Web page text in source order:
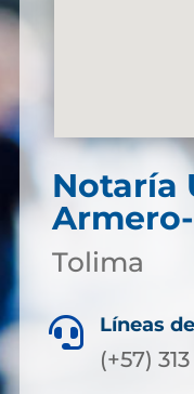
Notaría
Tolima
 Líneas
(+57)